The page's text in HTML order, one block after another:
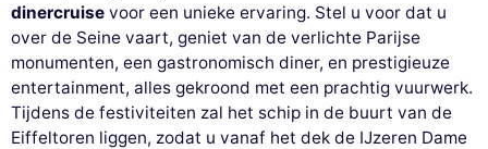
dinercruise voor een unieke ervaring. Stel u voor dat u
over de Seine vaart, geniet van de verlichte Parijse
monumenten, een gastronomisch diner, en prestigieuze
entertainment, alles gekroond met een prachtig vuurwerk.
Tijdens de festiviteiten zal het schip in de buurt van de
Eiffeltoren liggen, zodat u vanaf het dek de IJzeren Dame